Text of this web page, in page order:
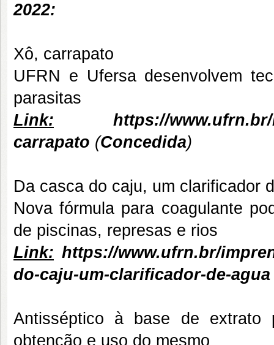
2022:
Xô, carrapato
UFRN e Ufersa desenvolvem
parasitas
Link:
https://
carrapato (Concedida)
Da casca do caju, um clarificador
Nova fórmula para coagulante
de piscinas, represas e rios
Link: https://www.ufrn.br/
do-caju-um-clarificador-de-agua
Antisséptico à base de extrato
obtenção e uso do mesmo